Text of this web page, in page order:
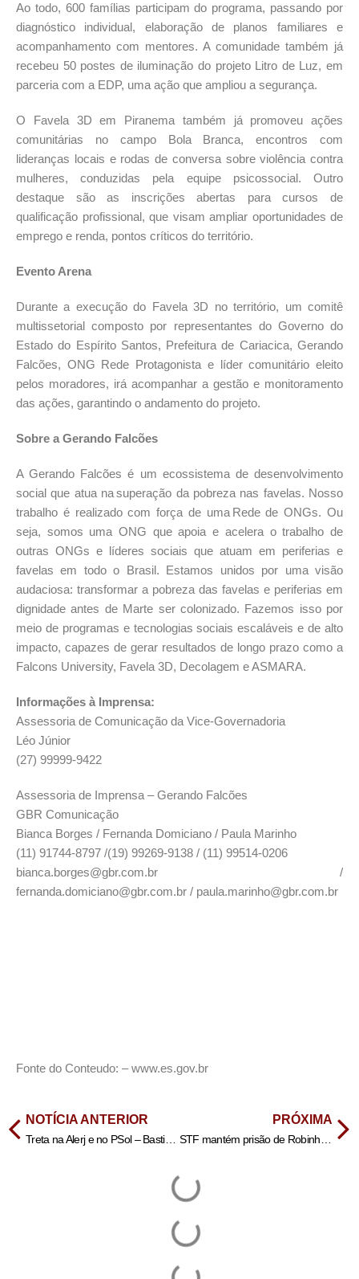
Ao todo, 600 famílias participam do programa, passando por
diagnóstico individual, elaboração de planos familiares e
acompanhamento com mentores. A comunidade também já
recebeu 50 postes de iluminação do projeto Litro de Luz, em
parceria com a EDP, uma ação que ampliou a segurança.
O Favela 3D em Piranema também já promoveu ações
comunitárias no campo Bola Branca, encontros com
lideranças locais e rodas de conversa sobre violência contra
mulheres, conduzidas pela equipe psicossocial. Outro
destaque são as inscrições abertas para cursos de
qualificação profissional, que visam ampliar oportunidades de
emprego e renda, pontos críticos do território.
Evento Arena
Durante a execução do Favela 3D no território, um comitê
multissetorial composto por representantes do Governo do
Estado do Espírito Santos, Prefeitura de Cariacica, Gerando
Falcões, ONG Rede Protagonista e líder comunitário eleito
pelos moradores, irá acompanhar a gestão e monitoramento
das ações, garantindo o andamento do projeto.
Sobre a Gerando Falcões
A Gerando Falcões é um ecossistema de desenvolvimento
social que atua na superação da pobreza nas favelas. Nosso
trabalho é realizado com força de uma Rede de ONGs. Ou
seja, somos uma ONG que apoia e acelera o trabalho de
outras ONGs e líderes sociais que atuam em periferias e
favelas em todo o Brasil. Estamos unidos por uma visão
audaciosa: transformar a pobreza das favelas e periferias em
dignidade antes de Marte ser colonizado. Fazemos isso por
meio de programas e tecnologias sociais escaláveis e de alto
impacto, capazes de gerar resultados de longo prazo como a
Falcons University, Favela 3D, Decolagem e ASMARA.
Informações à Imprensa:
Assessoria de Comunicação da Vice-Governadoria
Léo Júnior
(27) 99999-9422
Assessoria de Imprensa – Gerando Falcões
GBR Comunicação
Bianca Borges / Fernanda Domiciano / Paula Marinho
(11) 91744-8797 /(19) 99269-9138 / (11) 99514-0206
bianca.borges@gbr.com.br /
fernanda.domiciano@gbr.com.br / paula.marinho@gbr.com.br
Fonte do Conteudo: – www.es.gov.br
NOTÍCIA ANTERIOR
Treta na Alerj e no PSol – Bastidores do Rio
PRÓXIMA
STF mantém prisão de Robinho com placar de 10 a 1